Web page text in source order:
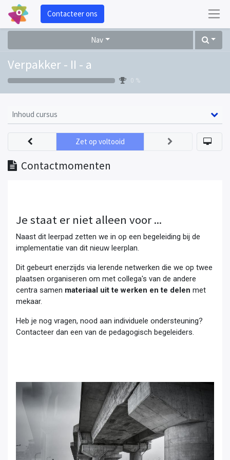
Contacteer ons
Nav
Verpakker - II - a
0 %
Inhoud cursus
Contactmomenten
Zet op voltooid
Je staat er niet alleen voor ...
Naast dit leerpad zetten we in op een begeleiding bij de
implementatie van dit nieuw leerplan.
Dit gebeurt enerzijds via lerende netwerken die we op twee
plaatsen organiseren om met collega's van de andere
centra samen materiaal uit te werken en te delen met
mekaar.
Heb je nog vragen, nood aan individuele ondersteuning?
Contacteer dan een van de pedagogisch begeleiders.